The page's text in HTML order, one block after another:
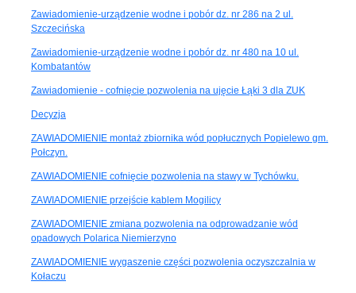
Zawiadomienie-urządzenie wodne i pobór dz. nr 286 na 2 ul.
Szczecińska
Zawiadomienie-urządzenie wodne i pobór dz. nr 480 na 10 ul.
Kombatantów
Zawiadomienie - cofnięcie pozwolenia na ujęcie Łąki 3 dla ZUK
Decyzja
ZAWIADOMIENIE montaż zbiornika wód popłucznych Popielewo gm.
Połczyn.
ZAWIADOMIENIE cofnięcie pozwolenia na stawy w Tychówku.
ZAWIADOMIENIE przejście kablem Mogilicy
ZAWIADOMIENIE zmiana pozwolenia na odprowadzanie wód
opadowych Polarica Niemierzyno
ZAWIADOMIENIE wygaszenie części pozwolenia oczyszczalnia w
Kołaczu